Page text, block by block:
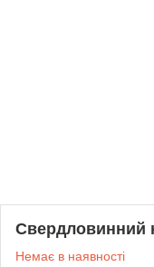
Свердловинний
Немає в наявності